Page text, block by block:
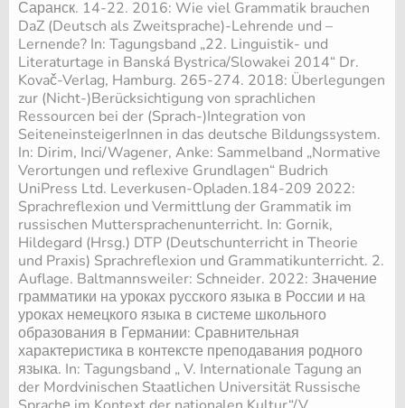
Саранск. 14-22. 2016: Wie viel Grammatik brauchen
DaZ (Deutsch als Zweitsprache)-Lehrende und –
Lernende? In: Tagungsband „22. Linguistik- und
Literaturtage in Banská Bystrica/Slowakei 2014“ Dr.
Kovač-Verlag, Hamburg. 265-274. 2018: Überlegungen
zur (Nicht-)Berücksichtigung von sprachlichen
Ressourcen bei der (Sprach-)Integration von
SeiteneinsteigerInnen in das deutsche Bildungssystem.
In: Dirim, Inci/Wagener, Anke: Sammelband „Normative
Verortungen und reflexive Grundlagen“ Budrich
UniPress Ltd. Leverkusen-Opladen.184-209 2022:
Sprachreflexion und Vermittlung der Grammatik im
russischen Muttersprachenunterricht. In: Gornik,
Hildegard (Hrsg.) DTP (Deutschunterricht in Theorie
und Praxis) Sprachreflexion und Grammatikunterricht. 2.
Auflage. Baltmannsweiler: Schneider. 2022: Значение
грамматики на уроках русского языка в России и на
уроках немецкого языка в системе школьного
образования в Германии: Сравнительная
характеристика в контексте преподавания родного
языка. In: Tagungsband „ V. Internationale Tagung an
der Mordvinischen Staatlichen Universität Russische